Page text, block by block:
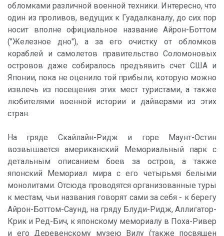
обломками различной военной техники. Интересно, что
один из проливов, ведущих к Гуадалканалу, до сих пор
носит вполне официальное название Айрон-Боттом
("Железное дно"), а за его очистку от обломков
кораблей и самолетов правительство Соломоновых
островов даже собиралось предъявить счет США и
Японии, пока не оценило той прибыли, которую можно
извлечь из посещения этих мест туристами, а также
любителями военной истории и дайверами из этих
стран.
На гряде Скайлайн-Ридж и горе Маунт-Остин
возвышается американский Мемориальный парк с
детальным описанием боев за остров, а также
японский Мемориал мира с его четырьмя белыми
монолитами. Отсюда проводятся организованные туры
к местам, чьи названия говорят сами за себя - к берегу
Айрон-Боттом-Саунд, на гряду Блуди-Ридж, Аллигатор-
Крик и Ред-Бич, к японскому мемориалу в Поха-Ривер
и его Деревенскому музею Вилу (также посвящен